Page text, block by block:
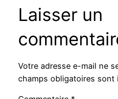
Laisser un
Votre adresse e-mail ne
champs obligatoires sont